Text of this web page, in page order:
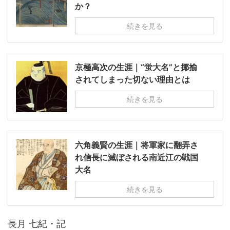
か？
続きを見る
京極高次の生涯｜“蛍大名”と揶揄
されてしまった切ない理由とは
続きを見る
六角義賢の生涯｜将軍家に翻弄さ
れ信長に滅ぼされる南近江の戦国
大名
続きを見る
長月 七紀・記